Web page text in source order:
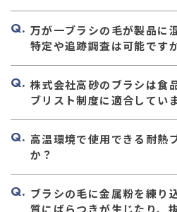
万が一ブラシの毛が製品に
特定や追跡調査は可能です
株式会社高砂のブラシは食
ブリスト制度に適合してい
高温環境で使用できる耐熱
か？
ブラシの毛に金属粉を練り